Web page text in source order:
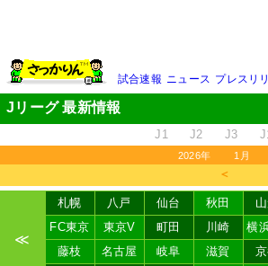
試合速報 ニュース プレスリ
Jリーグ 最新情報
J1 J2 J3
2026年 1月
＜
≪
札幌 八戸 仙台 秋田
FC東京
東京V 町田 川崎 横
藤枝
名古屋 岐阜 滋賀